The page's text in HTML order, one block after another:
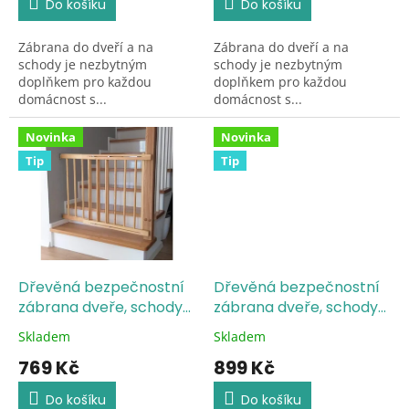
5,0
5
hvězdiček.
Do košíku
Zábrana do dveří a na
schody je nezbytným
doplňkem pro každou
domácnost s...
5,0
5
hvězdiček.
Do košíku
Zábrana do dveří a na
schody je nezbytným
doplňkem pro každou
domácnost s...
Novinka
Tip
Dřevěná bezpečnostní
zábrana dveře, schody
72-122 cm výška 68 cm
Průměrné
hodnocení
produktu
Skladem
769 Kč
Do košíku
Novinka
Tip
Dřevěná bezpečnostní
zábrana dveře, schody
72-122 cm výška 74 cm
Průměrné
hodnocení
produktu
Skladem
899 Kč
Do košíku